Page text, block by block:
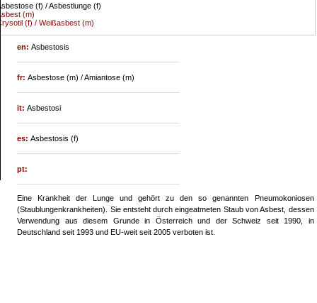
(f) / Asbestlunge (f)
(m)
(f) / Weißasbest (m)
en:Asbestosis
fr:Asbestose (m) / Amiantose (m)
it:Asbestosi
es:Asbestosis (f)
pt:
Eine Krankheit der Lunge und gehört zu den so genannten Pneumokoniosen
(Staublungenkrankheiten). Sie entsteht durch eingeatmeten Staub von Asbest, dessen
Verwendung aus diesem Grunde in Österreich und der Schweiz seit 1990, in
Deutschland seit 1993 und EU-weit seit 2005 verboten ist.